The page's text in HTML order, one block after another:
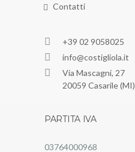
Contatti
+39 02 9058025
info@costigliola.it
Via Mascagni, 27
20059 Casarile (MI)
PARTITA IVA
03764000968